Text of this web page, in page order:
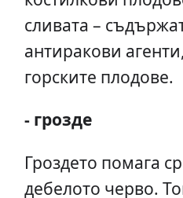
сливата –
антиракови
горските плодове.
- грозде
Гроздето помага
дебелото черво.